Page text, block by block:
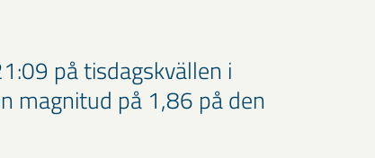
på tisdagskvällen i
magnitud på 1,86 på den